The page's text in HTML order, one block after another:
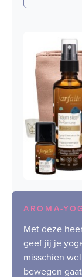
AROMA-
Met deze
geef jij je
misschien
bewegen